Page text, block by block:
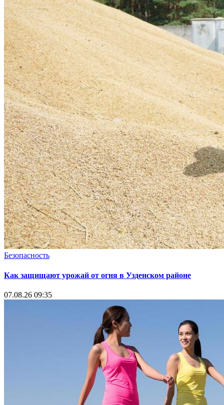
Безопасность
Как защищают урожай от огня в Узденском районе
07.08.26 09:35